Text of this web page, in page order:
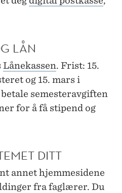
LÅN
Lånekassen. Frist: 15.
og 15. mars i
semesteravgiften
for å få stipend og
DITT
annet hjemmesidene
fra faglærer. Du